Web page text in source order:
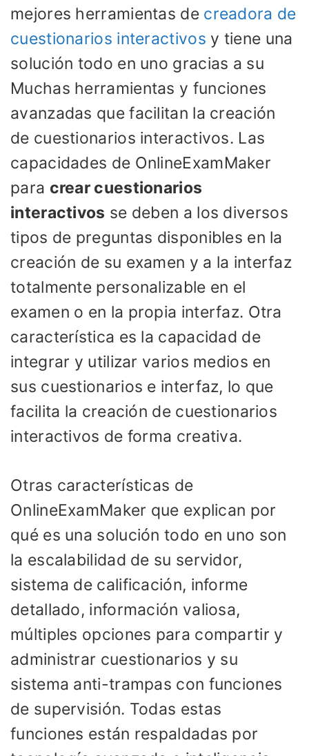
mejores herramientas de creadora de
cuestionarios interactivos y tiene una
solución todo en uno gracias a su
Muchas herramientas y funciones
avanzadas que facilitan la creación
de cuestionarios interactivos. Las
capacidades de OnlineExamMaker
para crear cuestionarios
interactivos se deben a los diversos
tipos de preguntas disponibles en la
creación de su examen y a la interfaz
totalmente personalizable en el
examen o en la propia interfaz. Otra
característica es la capacidad de
integrar y utilizar varios medios en
sus cuestionarios e interfaz, lo que
facilita la creación de cuestionarios
interactivos de forma creativa.
Otras características de
OnlineExamMaker que explican por
qué es una solución todo en uno son
la escalabilidad de su servidor,
sistema de calificación, informe
detallado, información valiosa,
múltiples opciones para compartir y
administrar cuestionarios y su
sistema anti-trampas con funciones
de supervisión. Todas estas
funciones están respaldadas por